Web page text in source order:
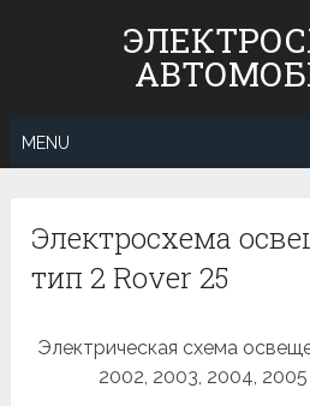
MENU
Электросхема
тип 2 Rover 25
Электрическая схема
2002, 2003, 2004,